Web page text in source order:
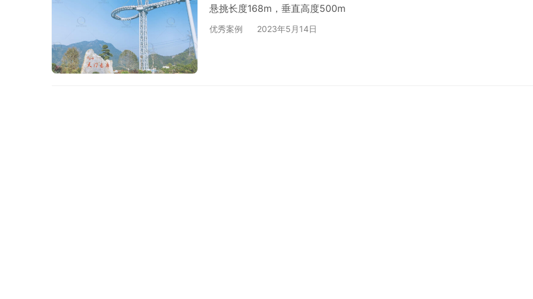
悬挑长度168m，垂直高度500m
优秀案例 2023年5月14日